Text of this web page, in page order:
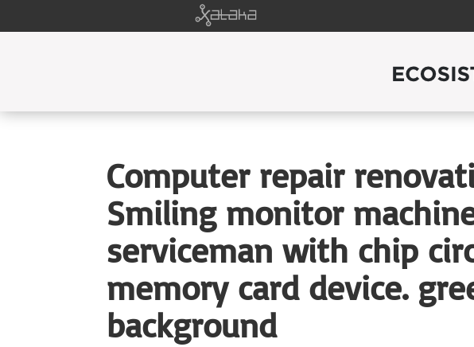
Computer repair
Smiling monitor
serviceman with chip
memory card device.
background